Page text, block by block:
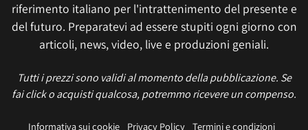
riferimento italiano per l'intrattenimento del presente e
del futuro. Preparatevi ad essere stupiti ogni giorno con
articoli, news, video, live e produzioni geniali.
Tutti i prezzi sono validi al momento della pubblicazione. Se
fai click o acquisti qualcosa, potremmo ricevere un compenso.
Informativa sui cookie Privacy Policy Termini e condizioni